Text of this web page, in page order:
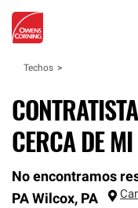
Techos
CERCA DE
No encontramos
PA Wilcox, PA